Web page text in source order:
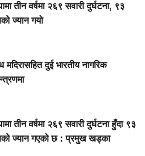
तीन वर्षमा २६९ सवारी दुर्घटना, ९३
ज्यान गयाे
मदिरासहित दुई भारतीय नागरिक
तीन वर्षमा २६९ सवारी दुर्घटना हुँदा ९३
ज्यान गएको छ : प्रमुख खड्का